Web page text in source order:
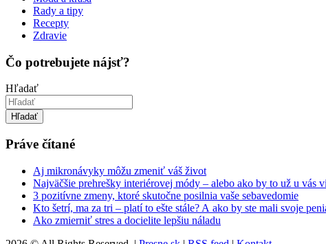
Rady a tipy
Recepty
Zdravie
Čo potrebujete nájsť?
Hľadať
Hľadať
Práve čítané
Aj mikronávyky môžu zmeniť váš život
Najväčšie prehrešky interiérovej módy – alebo ako by to už u vás
3 pozitívne zmeny, ktoré skutočne posilnia vaše sebavedomie
Kto šetrí, ma za tri – platí to ešte stále? A ako by ste mali svoje
Ako zmierniť stres a docielite lepšiu náladu